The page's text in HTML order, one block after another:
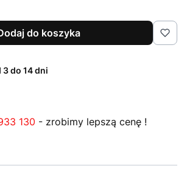
do koszyka
3 do 14 dni
130 - zrobimy lepszą cenę !